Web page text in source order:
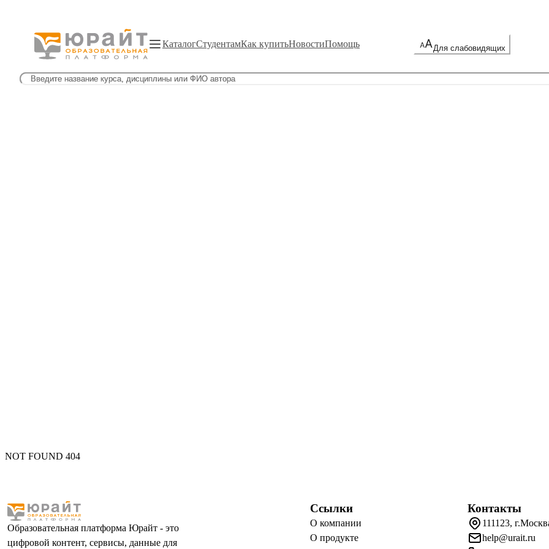
КаталогСтудентамКак купитьНовостиПомощь Для слабовидящих
NOT FOUND 404
Образовательная платформа Юрайт - это
цифровой контент, сервисы, данные для
Ссылки
О компании
О продукте
Контакты
111123,
help@urait.ru